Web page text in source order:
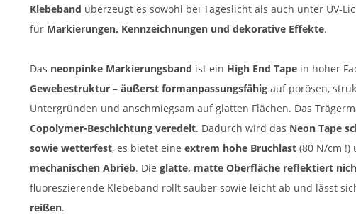
Klebeband überzeugt es sowohl bei Tageslicht als auch unter UV-
für Markierungen, Kennzeichnungen und dekorative Effekte.
Das neonpinke Markierungsband ist ein High End Tape in hoher
Gewebestruktur – äußerst formanpassungsfähig auf porösen,
Untergründen und anschmiegsam auf glatten Flächen. Das
Copolymer-Beschichtung veredelt. Dadurch wird das Neon Tape
sowie wetterfest, es bietet eine extrem hohe Bruchlast (80 N/cm !)
mechanischen Abrieb. Die glatte, matte Oberfläche reflektiert
fluoreszierende Klebeband rollt sauber sowie leicht ab und lässt
reißen.